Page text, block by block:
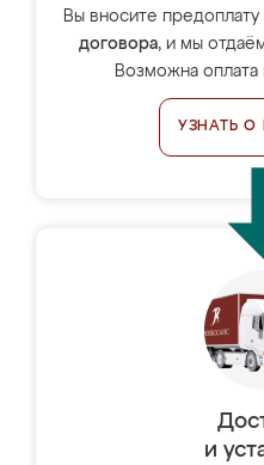
Вы вносите
договора, и мы
Возможна оплата
УЗНАТЬ О
и